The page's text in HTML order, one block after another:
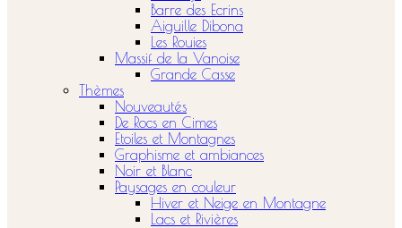
Barre des Ecrins
Aiguille Dibona
Les Rouies
Massif de la Vanoise
Grande Casse
Thèmes
Nouveautés
De Rocs en Cimes
Etoiles et Montagnes
Graphisme et ambiances
Noir et Blanc
Paysages en couleur
Hiver et Neige en Montagne
Lacs et Rivières